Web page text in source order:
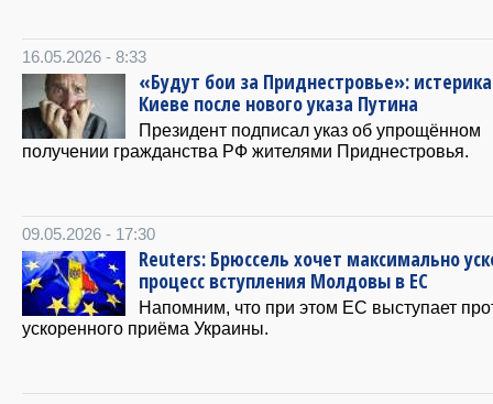
16.05.2026 - 8:33
«Будут бои за Приднестровье»:
Киеве после нового указа Путина
Президент подписал указ об упрощённом
получении гражданства РФ жителями Приднестровья.
09.05.2026 - 17:30
Reuters: Брюссель хочет максимально
процесс вступления Молдовы в ЕС
Напомним, что при этом ЕС выступает
ускоренного приёма Украины.